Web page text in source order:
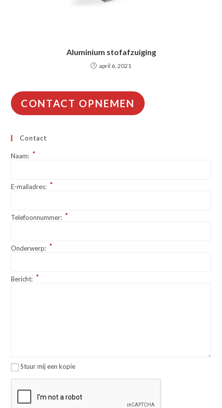
Aluminium stofafzuiging
april 6, 2021
CONTACT OPNEMEN
Contact
Naam: *
E-mailadres: *
Telefoonnummer: *
Onderwerp: *
Bericht: *
Stuur mij een kopie